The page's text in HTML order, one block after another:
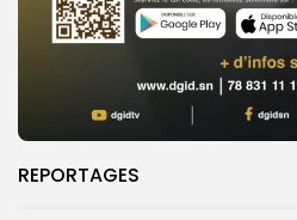
REPORTAGES